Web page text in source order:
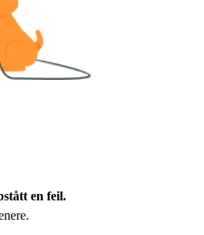
en feil.